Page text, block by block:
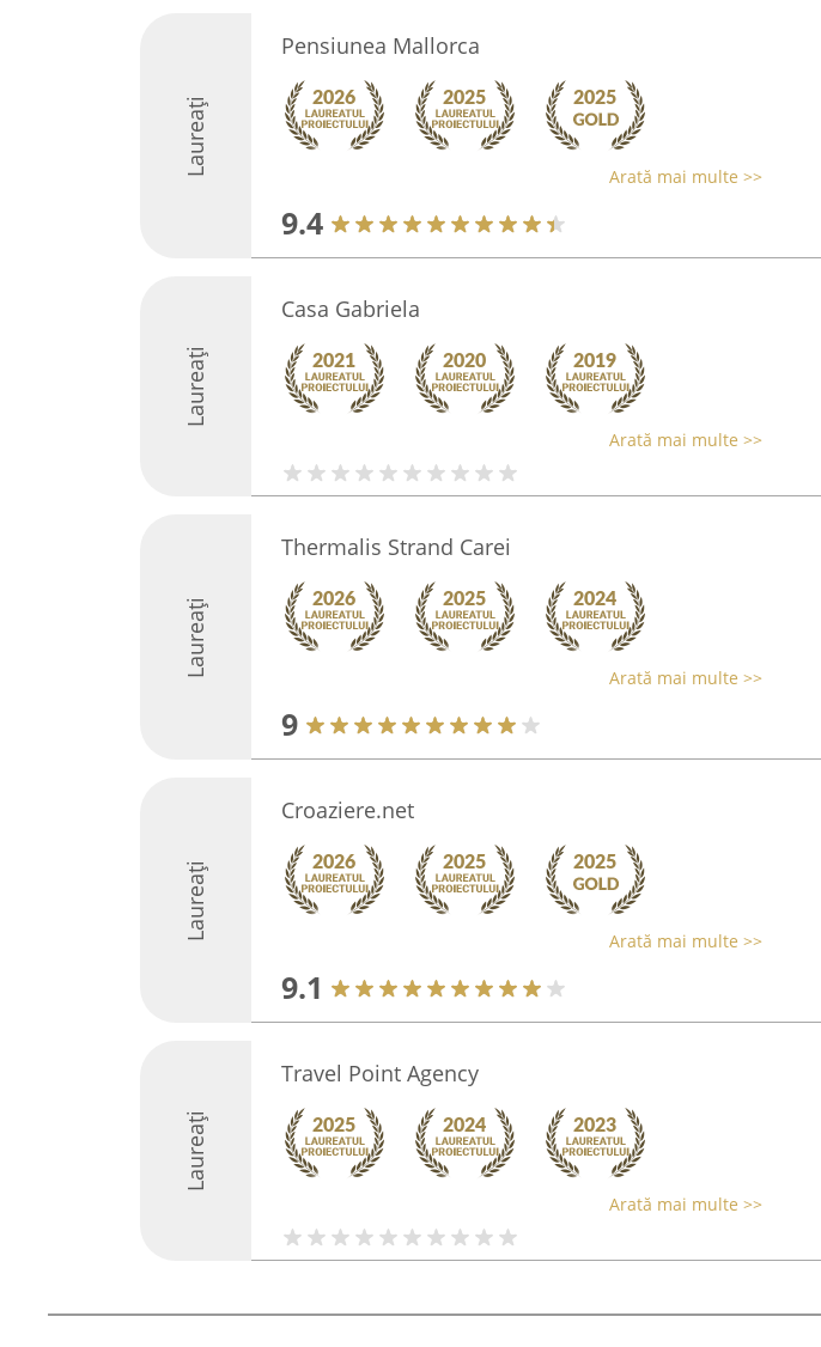
Laureați
Pensiunea Mallorca
Arată mai multe >>
9.4
Laureați
Casa Gabriela
Arată mai multe >>
Laureați
Thermalis Strand Carei
Arată mai multe >>
9
Laureați
Croaziere.net
Arată mai multe >>
9.1
Laureați
Travel Point Agency
Arată mai multe >>